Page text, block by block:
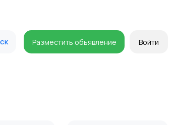
Разместить объявление Войти